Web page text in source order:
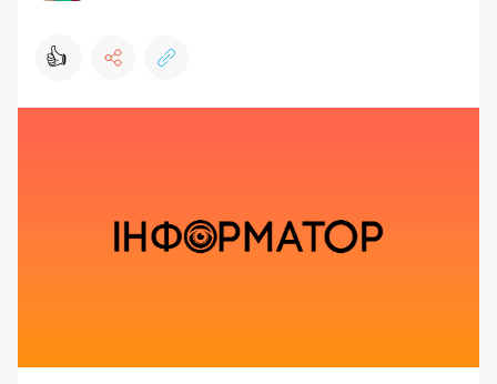
👍